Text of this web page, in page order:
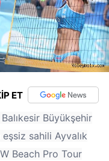
ET
Büyükşehir
sahili Ayvalık
Beach Pro Tour